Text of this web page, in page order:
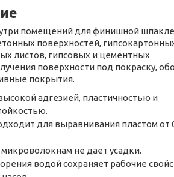
помещений для финишной
поверхностей,
листов, гипсовых и цементных
поверхности под покраску,
покрытия.
адгезией, пластичностью и
для выравнивания пластом от
не дает усадки.
водой сохраняет рабочие
гипсовая Aygips Saten Ultra
Есть в наличии